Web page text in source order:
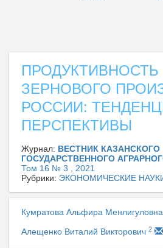
ПРОДУКТИВНОСТЬ
ЗЕРНОВОГО
РОССИИ:
ПЕРСПЕКТИВЫ
Журнал: ВЕСТНИК КАЗАНСКОГО
ГОСУДАРСТВЕННОГО
Том 16 № 3 , 2021
Рубрики: ЭКОНОМИЧЕСКИЕ
Кумратова Альфира Менлигуловна
Алещенко Виталий Викторович 2